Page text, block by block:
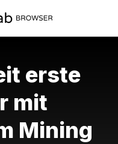
erste
mit
Mining